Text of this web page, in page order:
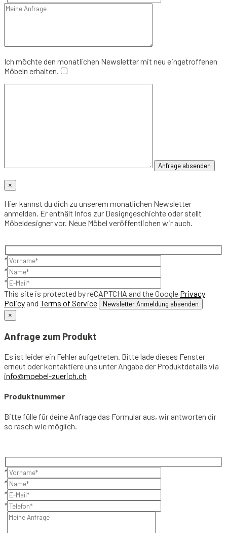
Ich möchte den monatlichen Newsletter mit neu eingetroffenen
Möbeln erhalten.
×
Hier kannst du dich zu unserem monatlichen Newsletter
anmelden. Er enthält Infos zur Designgeschichte oder stellt
Möbeldesigner vor. Neue Möbel veröffentlichen wir auch.
*
*
*
This site is protected by reCAPTCHA and the Google Privacy
Policy and Terms of Service
×
Anfrage zum Produkt
Es ist leider ein Fehler aufgetreten. Bitte lade dieses Fenster
erneut oder kontaktiere uns unter Angabe der Produktdetails via
info@moebel-zuerich.ch
Produktnummer
Bitte fülle für deine Anfrage das Formular aus, wir antworten dir
so rasch wie möglich.
*
*
*
*